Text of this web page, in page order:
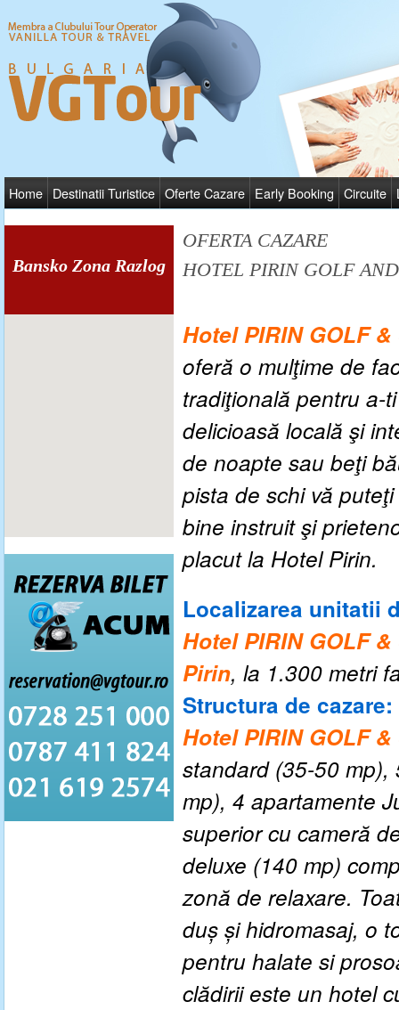
Home Destinatii Turistice Oferte Cazare Early Booking Circuite
Bansko Zona Razlog
OFERTA CAZARE
HOTEL PIRIN GOLF AND
Hotel PIRIN GOLF
oferă o mulţime de
tradiţională pentru a-
delicioasă locală şi
de noapte sau beţi
pista de schi vă
bine instruit şi
placut la Hotel Pirin.
Localizarea unitatii
Hotel PIRIN GOLF
Pirin, la 1.300 metri
Structura de cazare:
Hotel PIRIN GOLF &
standard (35-50
mp), 4 apartamente
superior cu cameră
deluxe (140 mp)
zonă de relaxare.
duș și hidromasaj, o
pentru halate si
clădirii este un hotel